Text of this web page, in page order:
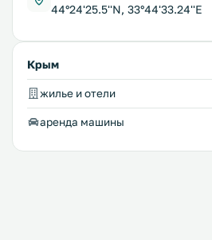
44°24'25.5''N, 33°44'33.24''E
Крым
жилье и отели
аренда машины